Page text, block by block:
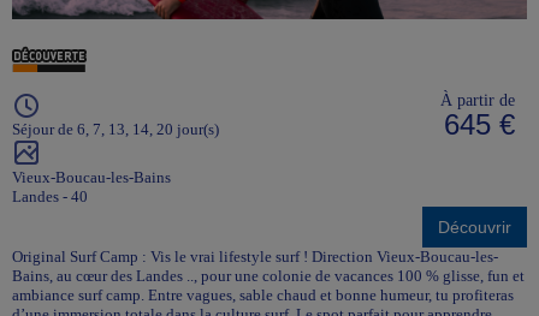
Séjour de 6, 7, 13, 14, 20 jour(s)
Vieux-Boucau-les-Bains
Landes - 40
À partir de
645 €
Découvrir
Original Surf Camp : Vis le vrai lifestyle surf ! Direction Vieux-Boucau-les-
Bains, au cœur des Landes .., pour une colonie de vacances 100 % glisse, fun et
ambiance surf camp. Entre vagues, sable chaud et bonne humeur, tu profiteras